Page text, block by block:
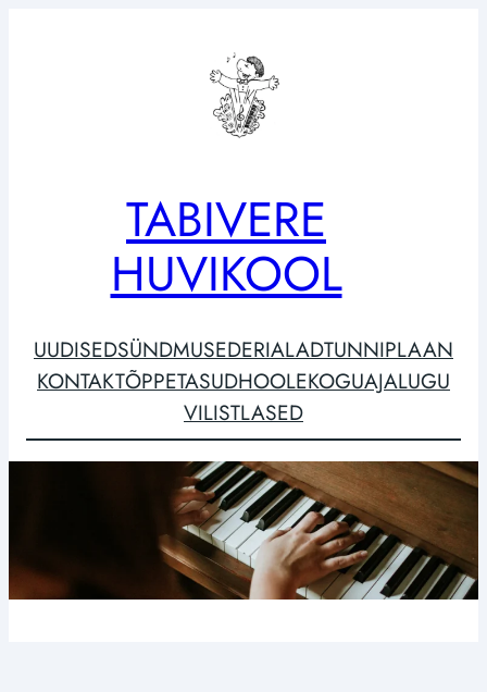
TABIVERE
HUVIKOOL
UUDISEDSÜNDMUSEDERIALADTUNNIPLAAN
KONTAKTÕPPETASUDHOOLEKOGUAJALUGU
VILISTLASED